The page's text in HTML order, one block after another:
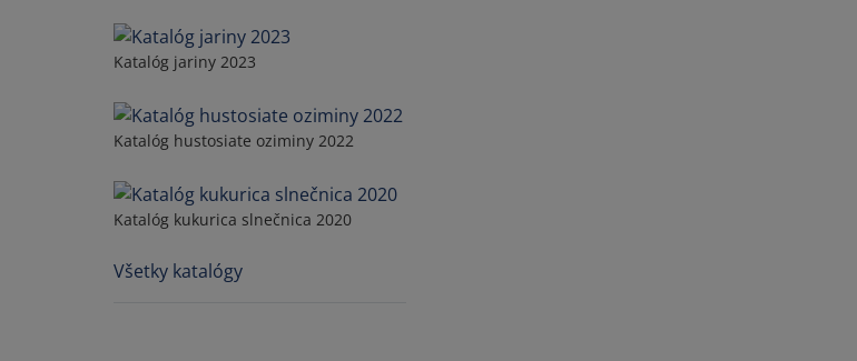
Katalóg jariny 2023
Katalóg hustosiate oziminy 2022
Katalóg kukurica slnečnica 2020
Všetky katalógy